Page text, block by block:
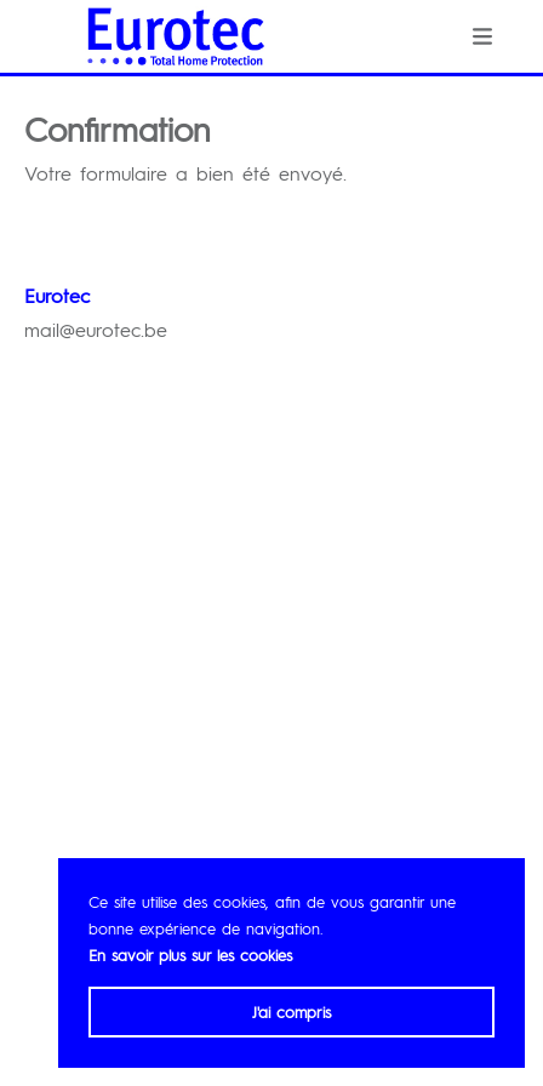
Confirmation
Votre formulaire a bien été envoyé.
Eurotec
mail@eurotec.be
Ce site utilise des cookies, afin de vous garantir une
bonne expérience de navigation.
En savoir plus sur les cookies
J'ai compris